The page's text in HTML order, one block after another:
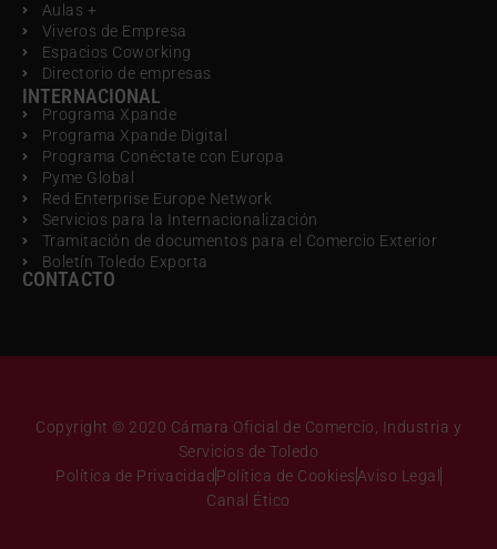
Aulas +
Viveros de Empresa
Espacios Coworking
Directorio de empresas
INTERNACIONAL
Programa Xpande
Programa Xpande Digital
Programa Conéctate con Europa
Pyme Global
Red Enterprise Europe Network
Servicios para la Internacionalización
Tramitación de documentos para el Comercio Exterior
Boletín Toledo Exporta
CONTACTO
Copyright © 2020 Cámara Oficial de Comercio, Industria y
Servicios de Toledo
Política de Privacidad Política de CookiesAviso Legal
Canal Ético